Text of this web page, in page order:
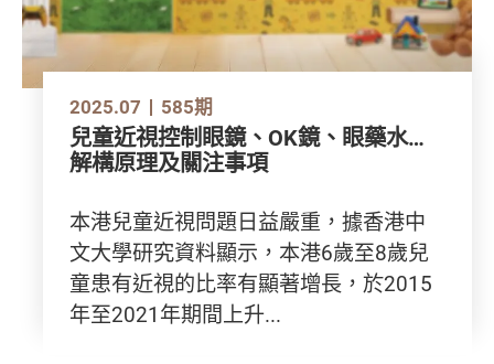
2025.07 585期
兒童近視控制眼鏡、OK鏡、眼藥水…
解構原理及關注事項
本港兒童近視問題日益嚴重，據香港中
文大學研究資料顯示，本港6歲至8歲兒
童患有近視的比率有顯著增長，於2015
年至2021年期間上升...